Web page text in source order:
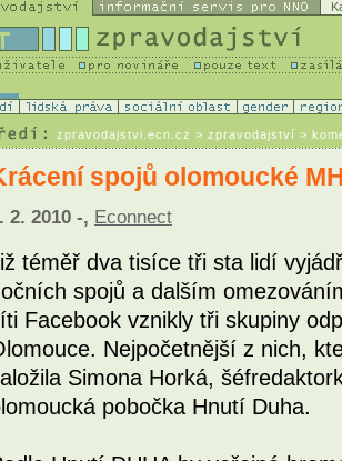
zpravodajstvi.ecn.cz > zpravodajství >
spojů olomoucké
2. 2010 -, Econnect
téměř dva tisíce tři sta lidí
spojů a dalším
Facebook vznikly tři skupiny
Nejpočetnější z nich,
Simona Horká,
pobočka Hnutí Duha.